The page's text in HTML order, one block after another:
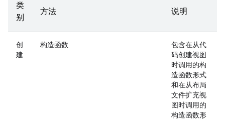
类
别
方法 说明
创
建
构造函数
包含在从代
码创建视图
时调用的构
造函数形式
和在从布局
文件扩充视
图时调用的
构造函数形